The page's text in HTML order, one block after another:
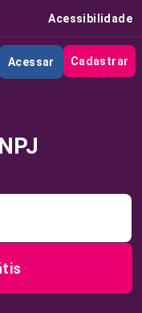
Acessibilidade
Acessar Cadastrar